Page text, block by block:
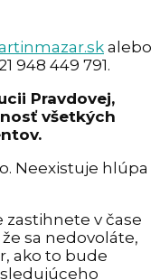
alebo
948 449 791.
Pravdovej,
všetkých
Neexistuje hlúpa
v čase
že sa nedovoláte,
ako to bude